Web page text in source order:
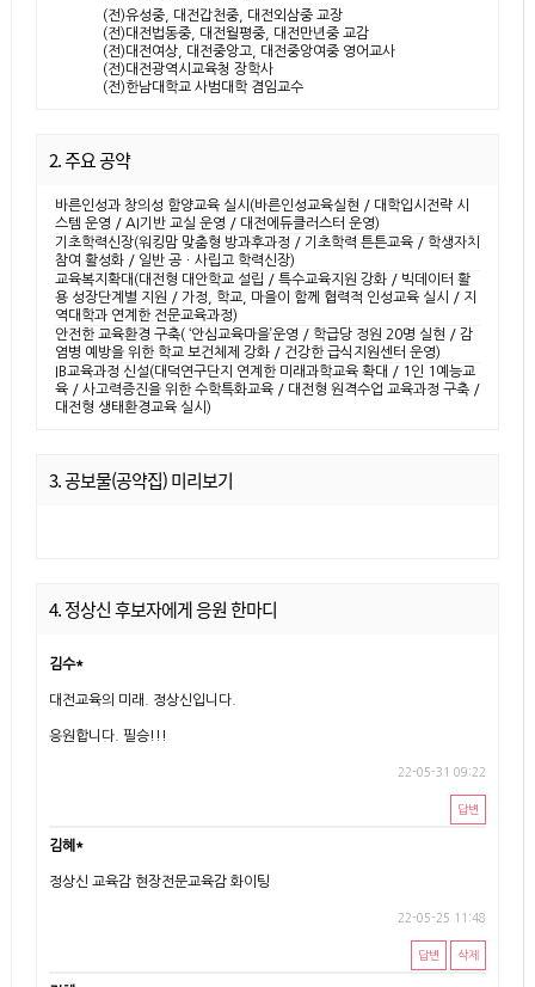
(전)유성중, 대전갑천중, 대전외삼중 교장
(전)대전법동중, 대전월평중, 대전만년중 교감
(전)대전여상, 대전중앙고, 대전중앙여중 영어교사
(전)대전광역시교육청 장학사
(전)한남대학교 사범대학 겸임교수
2. 주요 공약
바른인성과 창의성 함양교육 실시(바른인성교육실현 / 대학입시전략 시
스템 운영 / AI기반 교실 운영 / 대전에듀클러스터 운영)
기초학력신장(워킹맘 맞춤형 방과후과정 / 기초학력 튼튼교육 / 학생자치
참여 활성화 / 일반 공ㆍ사립고 학력신장)
교육복지확대(대전형 대안학교 설립 / 특수교육지원 강화 / 빅데이터 활
용 성장단계별 지원 / 가정, 학교, 마을이 함께 협력적 인성교육 실시 / 지
역대학과 연계한 전문교육과정)
안전한 교육환경 구축( ‘안심교육마을’운영 / 학급당 정원 20명 실현 / 감
염병 예방을 위한 학교 보건체제 강화 / 건강한 급식지원센터 운영)
IB교육과정 신설(대덕연구단지 연계한 미래과학교육 확대 / 1인 1예능교
육 / 사고력증진을 위한 수학특화교육 / 대전형 원격수업 교육과정 구축 /
대전형 생태환경교육 실시)
3. 공보물(공약집) 미리보기
4. 정상신 후보자에게 응원 한마디
김수*
대전교육의 미래. 정상신입니다.
응원합니다. 필승!!!
22-05-31 09:22
답변
김혜*
정상신 교육감 현장전문교육감 화이팅
22-05-25 11:48
답변 삭제